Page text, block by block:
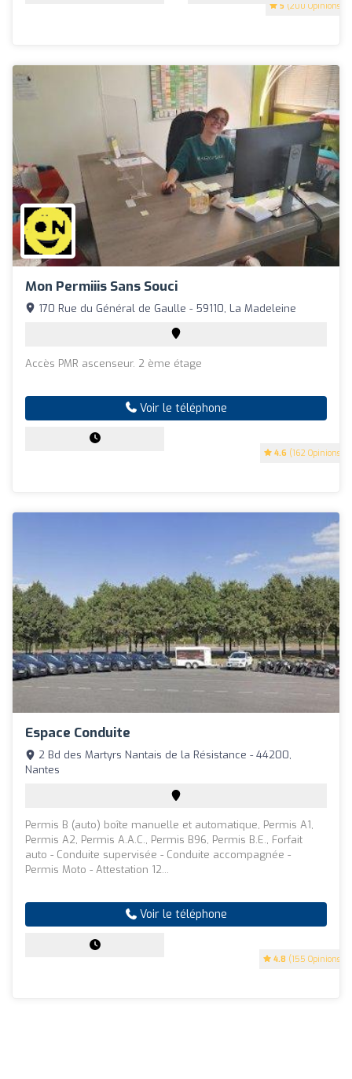
5 (200 Opinions)
Mon Permiiis Sans Souci
4.6 (162 Opinions)
170 Rue du Général de Gaulle - 59110, La Madeleine
Accès PMR ascenseur. 2 ème étage
Voir le téléphone
Espace Conduite
4.8 (155 Opinions)
2 Bd des Martyrs Nantais de la Résistance - 44200,
Nantes
Permis B (auto) boîte manuelle et automatique, Permis A1,
Permis A2, Permis A.A.C., Permis B96, Permis B.E., Forfait
auto - Conduite supervisée - Conduite accompagnée -
Permis Moto - Attestation 12...
Voir le téléphone